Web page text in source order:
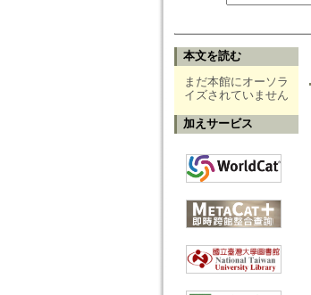
本文を読む
まだ本館にオーソラ
イズされていません
加えサービス